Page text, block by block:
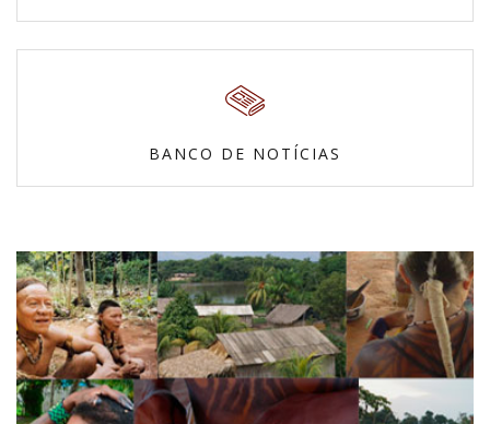
BANCO DE NOTÍCIAS